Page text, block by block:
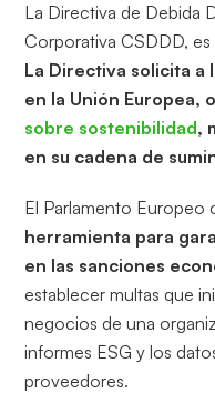
La Directiva de Debida
Corporativa CSDDD,
La Directiva solicita a
en la Unión Europea,
sobre sostenibilidad,
en su cadena de
El Parlamento Europeo
herramienta para
en las sanciones
establecer multas que
negocios de una
informes ESG y los
proveedores.